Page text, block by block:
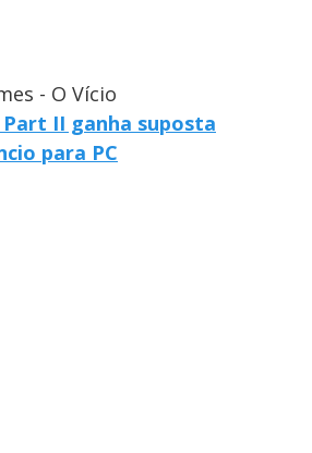
- O Vício
II ganha suposta
para PC